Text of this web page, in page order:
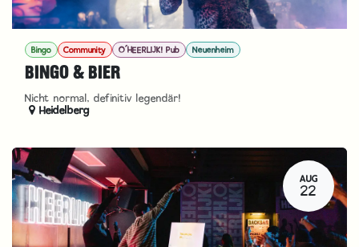
Bingo Community O´HEERLIJK! Pub Neuenheim
BINGO & BIER
Nicht normal, definitiv legendär!
Heidelberg
AUG
22